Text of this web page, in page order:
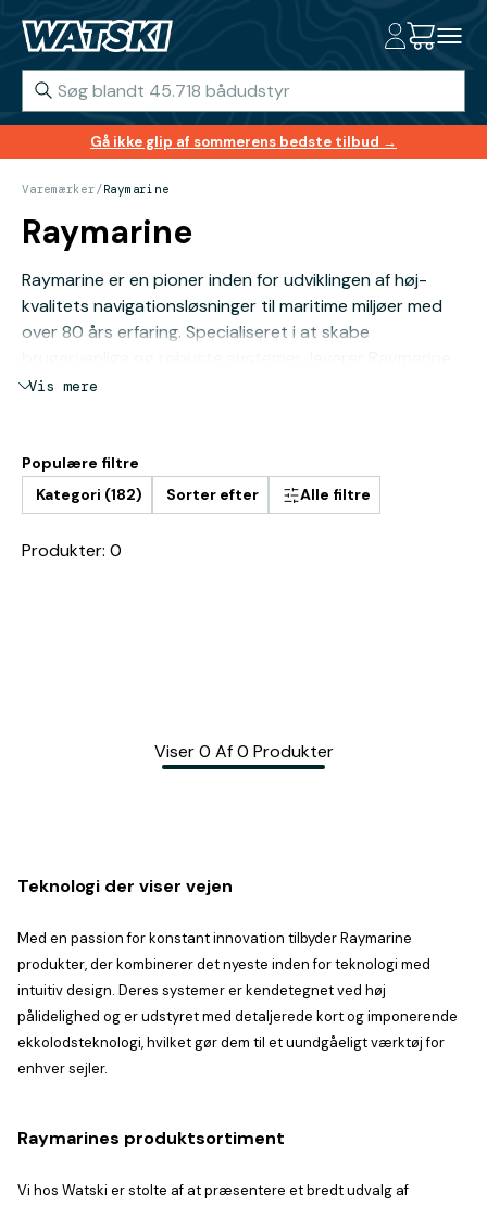
Gå ikke glip af sommerens bedste tilbud →
Varemærker/Raymarine
Raymarine
Raymarine er en pioner inden for udviklingen af høj-
kvalitets navigationsløsninger til maritime miljøer med
over 80 års erfaring. Specialiseret i at skabe
alt fra avancerede
Vis mere
Populære filtre
Kategori (182)
Sorter efter Alle filtre
Produkter: 0
Viser 0 Af 0 Produkter
Teknologi der viser vejen
Med en passion for konstant innovation tilbyder Raymarine
produkter, der kombinerer det nyeste inden for teknologi med
intuitiv design. Deres systemer er kendetegnet ved høj
pålidelighed og er udstyret med detaljerede kort og imponerende
ekkolodsteknologi, hvilket gør dem til et uundgåeligt værktøj for
enhver sejler.
Raymarines produktsortiment
Vi hos Watski er stolte af at præsentere et bredt udvalg af